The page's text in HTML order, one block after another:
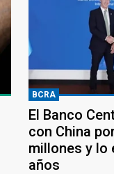
BCRA
El Banco
con China
millones y lo
años